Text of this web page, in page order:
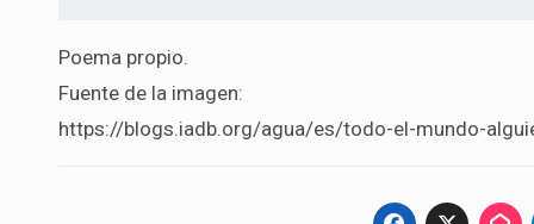
Poema propio.
Fuente de la imagen:
https://blogs.iadb.org/agua/es/todo-el-mundo-